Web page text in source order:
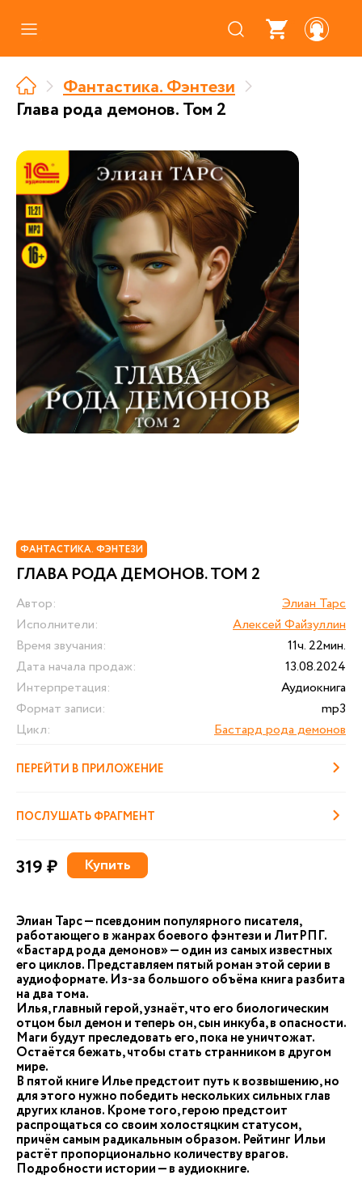
Где купить
О нас
Партнерам
Фантастика. Фэнтези
Глава рода демонов. Том 2
ФАНТАСТИКА. ФЭНТЕЗИ
ГЛАВА РОДА ДЕМОНОВ. ТОМ 2
Автор:
Элиан Тарс
Исполнители:
Алексей Файзуллин
Время звучания:
11ч. 22мин.
Дата начала продаж:
13.08.2024
Интерпретация:
Аудиокнига
Формат записи:
mp3
Цикл:
Бастард рода демонов
ПЕРЕЙТИ В ПРИЛОЖЕНИЕ
ПОСЛУШАТЬ ФРАГМЕНТ
319 ₽ Купить
Элиан Тарс — псевдоним популярного писателя,
работающего в жанрах боевого фэнтези и ЛитРПГ.
«Бастард рода демонов» — один из самых известных
его циклов. Представляем пятый роман этой серии в
аудиоформате. Из-за большого объёма книга разбита
на два тома.
Илья, главный герой, узнаёт, что его биологическим
отцом был демон и теперь он, сын инкуба, в опасности.
Маги будут преследовать его, пока не уничтожат.
Остаётся бежать, чтобы стать странником в другом
мире.
В пятой книге Илье предстоит путь к возвышению, но
для этого нужно победить нескольких сильных глав
других кланов. Кроме того, герою предстоит
распрощаться со своим холостяцким статусом,
причём самым радикальным образом. Рейтинг Ильи
растёт пропорционально количеству врагов.
Подробности истории — в аудиокниге.